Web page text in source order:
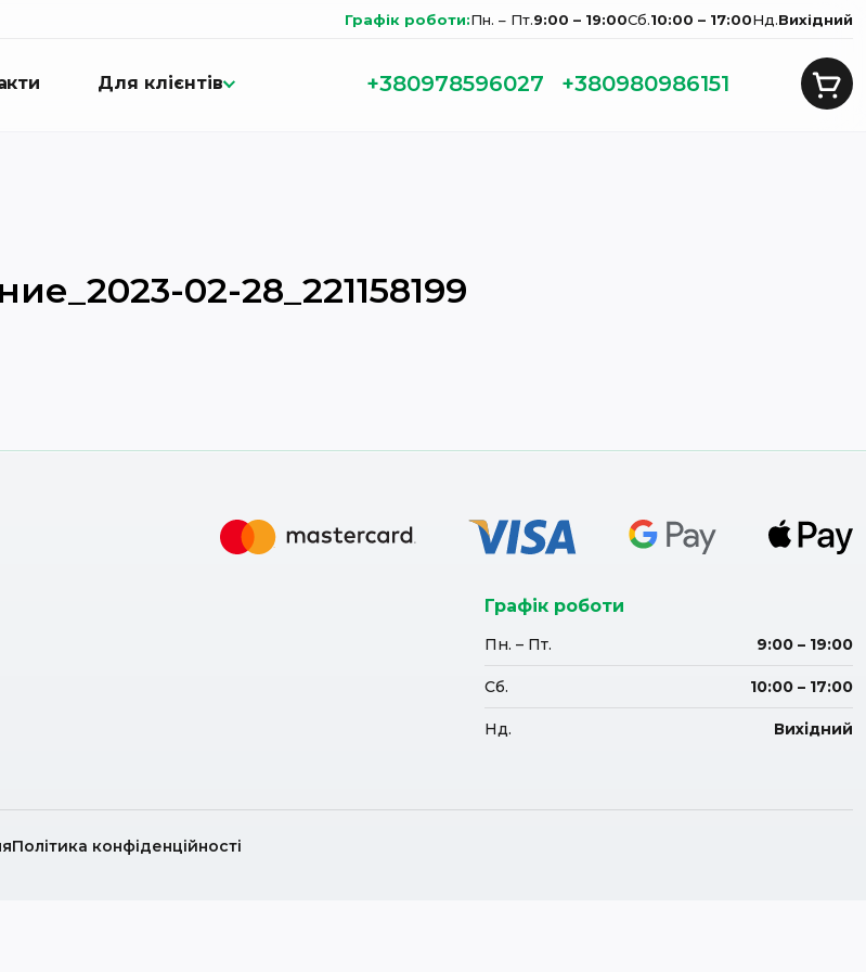
Графік роботи:Пн. – Пт.9:00 – 19:00Сб.10:00 – 17:00Нд.Вихідний
Для клієнтів +380978596027 +380980986151
02-28_221158199
Графік роботи
Пн. – Пт. 9:00 – 19:00
Сб. 10:00 – 17:00
Нд. Вихідний
Політика конфіденційності